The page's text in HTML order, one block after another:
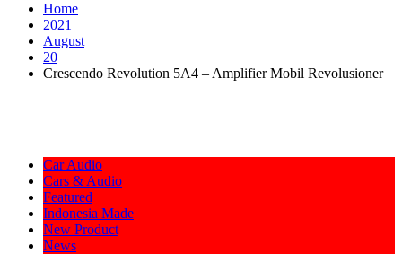
Home
2021
August
20
Crescendo Revolution 5A4 – Amplifier Mobil Revolusioner
Car Audio
Cars & Audio
Featured
Indonesia Made
New Product
News